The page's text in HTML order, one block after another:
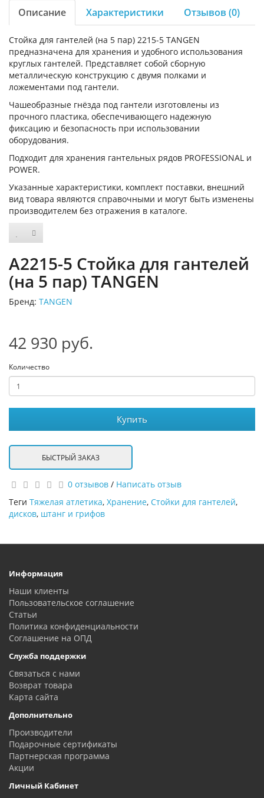
Описание Характеристики Отзывов (0)
Стойка для гантелей (на 5 пар) 2215-5 TANGEN
предназначена для хранения и удобного использования
круглых гантелей. Представляет собой сборную
металлическую конструкцию с двумя полками и
ложементами под гантели.
Чашеобразные гнёзда под гантели изготовлены из
прочного пластика, обеспечивающего надежную
фиксацию и безопасность при использовании
оборудования.
Подходит для хранения гантельных рядов PROFESSIONAL и
POWER.
Указанные характеристики, комплект поставки, внешний
вид товара являются справочными и могут быть изменены
производителем без отражения в каталоге.
A2215-5 Стойка для гантелей
(на 5 пар) TANGEN
Бренд: TANGEN
42 930 руб.
Количество
Купить
БЫСТРЫЙ ЗАКАЗ
0 отзывов / Написать отзыв
Теги Тяжелая атлетика, Хранение, Стойки для гантелей,
дисков, штанг и грифов
Информация
Наши клиенты
Пользовательское соглашение
Статьи
Политика конфиденциальности
Соглашение на ОПД
Служба поддержки
Связаться с нами
Возврат товара
Карта сайта
Дополнительно
Производители
Подарочные сертификаты
Партнерская программа
Акции
Личный Кабинет